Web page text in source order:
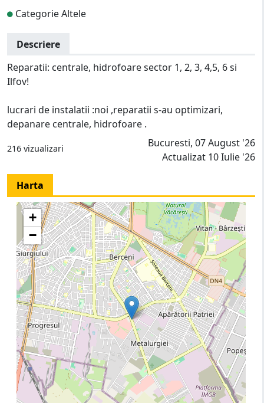
Categorie Altele
Descriere
Reparatii: centrale, hidrofoare sector 1, 2, 3, 4,5, 6 si
Ilfov!
lucrari de instalatii :noi ,reparatii s-au optimizari,
depanare centrale, hidrofoare .
216 vizualizari
Bucuresti, 07 August '26
Actualizat 10 Iulie '26
Harta
+
−